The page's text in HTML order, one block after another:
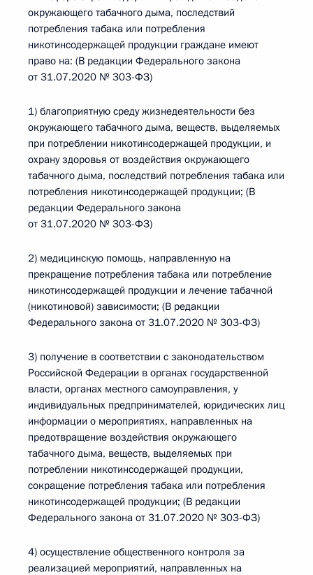
окружающего табачного дыма, последствий
потребления табака или потребления
никотинсодержащей продукции граждане имеют
право на: (В редакции Федерального закона
от 31.07.2020 № 303-ФЗ)
1) благоприятную среду жизнедеятельности без
окружающего табачного дыма, веществ, выделяемых
при потреблении никотинсодержащей продукции, и
охрану здоровья от воздействия окружающего
табачного дыма, последствий потребления табака или
потребления никотинсодержащей продукции; (В
редакции Федерального закона
от 31.07.2020 № 303-ФЗ)
2) медицинскую помощь, направленную на
прекращение потребления табака или потребление
никотинсодержащей продукции и лечение табачной
(никотиновой) зависимости; (В редакции
Федерального закона от 31.07.2020 № 303-ФЗ)
3) получение в соответствии с законодательством
Российской Федерации в органах государственной
власти, органах местного самоуправления, у
индивидуальных предпринимателей, юридических лиц
информации о мероприятиях, направленных на
предотвращение воздействия окружающего
табачного дыма, веществ, выделяемых при
потреблении никотинсодержащей продукции,
сокращение потребления табака или потребления
никотинсодержащей продукции; (В редакции
Федерального закона от 31.07.2020 № 303-ФЗ)
4) осуществление общественного контроля за
реализацией мероприятий, направленных на